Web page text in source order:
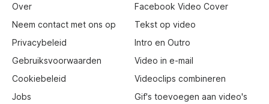
Over
Neem contact met ons op
Privacybeleid
Gebruiksvoorwaarden
Cookiebeleid
Jobs
Facebook Video Cover
Tekst op video
Intro en Outro
Video in e-mail
Videoclips combineren
Gif's toevoegen aan video's